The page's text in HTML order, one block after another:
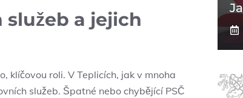
služeb a jejich
klíčovou roli. V Teplicích, jak v mnoha
služeb. Špatné nebo chybějící PSČ